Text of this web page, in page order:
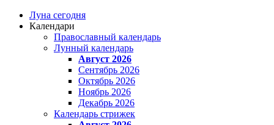
Луна сегодня
Календари
Православный календарь
Лунный календарь
Август 2026
Сентябрь 2026
Октябрь 2026
Ноябрь 2026
Декабрь 2026
Календарь стрижек